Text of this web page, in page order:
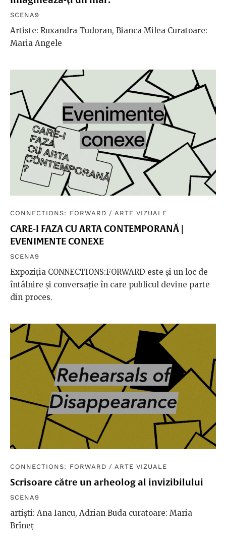
SCENA9
Artiste: Ruxandra Tudoran, Bianca Milea Curatoare:
Maria Angele
CONNECTIONS: FORWARD / ARTE VIZUALE
CARE-I FAZA CU ARTA CONTEMPORANĂ |
EVENIMENTE CONEXE
SCENA9
Expoziția CONNECTIONS:FORWARD este și un loc de
întâlnire și conversație în care publicul devine parte
din proces.
CONNECTIONS: FORWARD / ARTE VIZUALE
Scrisoare către un arheolog al invizibilului
SCENA9
artiști: Ana Iancu, Adrian Buda curatoare: Maria
Brîneț